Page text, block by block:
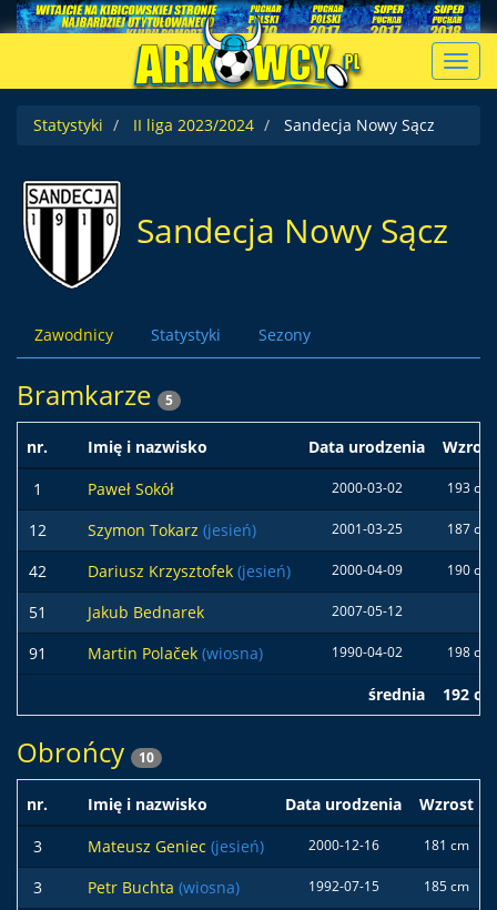
Statystyki
II liga 2023/2024 Sandecja Nowy Sącz
Sandecja Nowy Sącz
Zawodnicy Statystyki Sezony
Bramkarze 5
nr. Imię i nazwisko Data urodzenia
Wzrost
1
Paweł Sokół 2000-03-02 193 cm
12 Szymon Tokarz (jesień) 2001-03-25 187 cm
42 Dariusz Krzysztofek (jesień) 2000-04-09 190 cm
51 Jakub Bednarek 2007-05-12
91 Martin Polaček (wiosna) 1990-04-02 198 cm
średnia 192 cm
Obrońcy 10
nr. Imię i nazwisko Data urodzenia Wzrost
3
Mateusz Geniec (jesień) 2000-12-16 181 cm
3 Petr Buchta (wiosna) 1992-07-15 185 cm